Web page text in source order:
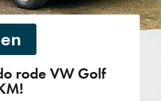
rode VW Golf